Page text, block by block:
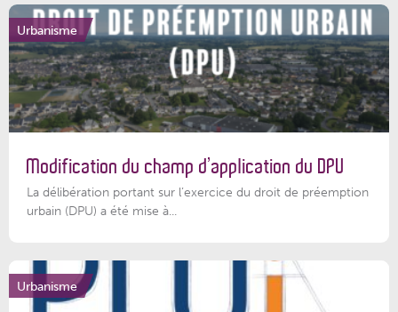
Urbanisme
Modification du champ d’application du DPU
La délibération portant sur l’exercice du droit de préemption
urbain (DPU) a été mise à...
Urbanisme